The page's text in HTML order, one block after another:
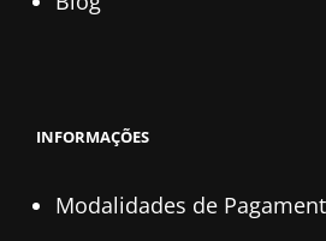
INFORMAÇÕES
Modalidades de